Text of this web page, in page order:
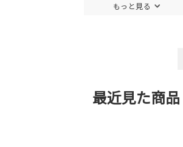
もっと見る
最近見た商品